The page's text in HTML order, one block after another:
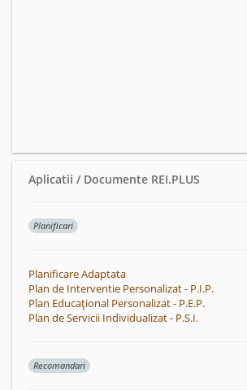
Aplicatii / Documente REI.PLUS
Planificari
Planificare Adaptata
Plan de Interventie Personalizat - P.I.P.
Plan Educațional Personalizat - P.E.P.
Plan de Servicii Individualizat - P.S.I.
Recomandari